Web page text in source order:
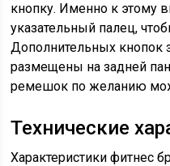
кнопку. Именно к этому
указательный палец,
Дополнительных кнопок
размещены на задней
ремешок по желанию
Технические
Характеристики фитнес